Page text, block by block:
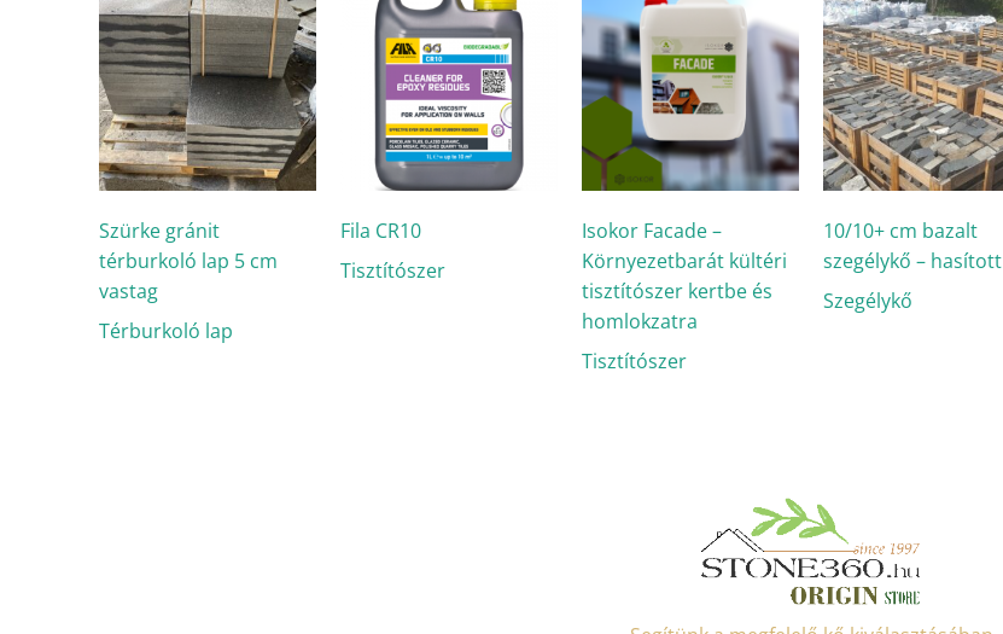
Szürke gránit
térburkoló lap 5 cm
vastag
Térburkoló lap
Fila CR10
Tisztítószer
Isokor Facade –
Környezetbarát kültéri
tisztítószer kertbe és
homlokzatra
Tisztítószer
10/10+ cm bazalt
szegélykő – hasított
Szegélykő